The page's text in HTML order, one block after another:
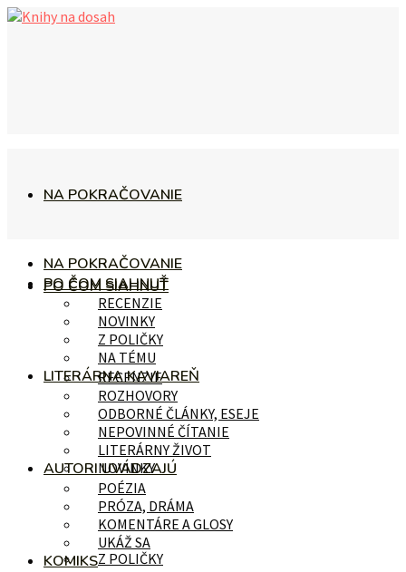
NA POKRAČOVANIE
PO ČOM SIAHNUŤ
RECENZIE
NOVINKY
Z POLIČKY
NA POKRAČOVANIE
PO ČOM SIAHNUŤ
RECENZIE
NOVINKY
Z POLIČKY
NA TÉMU
LITERÁRNA KAVIAREŇ
ROZHOVORY
ODBORNÉ ČLÁNKY, ESEJE
NEPOVINNÉ ČÍTANIE
LITERÁRNY ŽIVOT
AUTORI UVÁDZAJÚ
POÉZIA
PRÓZA, DRÁMA
KOMENTÁRE A GLOSY
UKÁŽ SA
KOMIKS